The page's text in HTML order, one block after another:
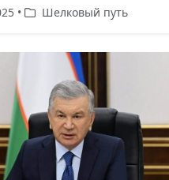
• Шелковый путь